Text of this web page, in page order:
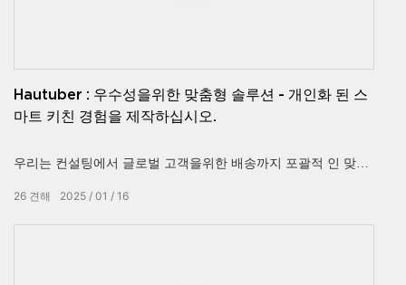
Hautuber : 우수성을위한 맞춤형 솔루션 - 개인화 된 스
마트 키친 경험을 제작하십시오.
우리는 컨설팅에서 글로벌 고객을위한 배송까지 포괄적 인 맞춤
다. 예비 상담을 통해 특정 요구 사항을 이해하고이를 바탕으로
개인화 된 솔루션 및 자세한 인용문을 설계하십시오. 양 당사자
2025 01 16
26 견해